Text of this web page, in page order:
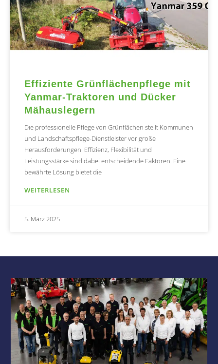
Effiziente Grünflächenpflege mit
Yanmar-Traktoren und Dücker
Mähauslegern
Die professionelle Pflege von Grünflächen stellt Kommunen
und Landschaftspflege-Dienstleister vor große
Herausforderungen. Effizienz, Flexibilität und
Leistungsstärke sind dabei entscheidende Faktoren. Eine
bewährte Lösung bietet die
WEITERLESEN
5. März 2025